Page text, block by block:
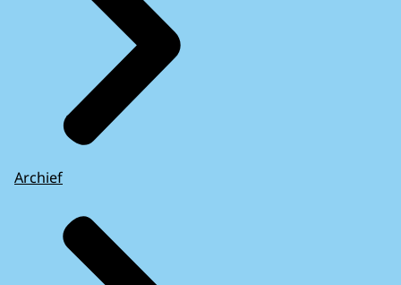
Archief